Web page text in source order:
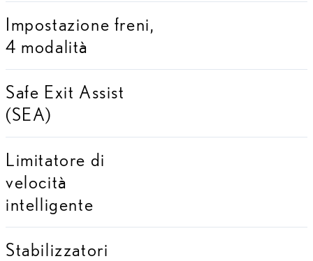
Impostazione freni,
4 modalità
Safe Exit Assist
(SEA)
Limitatore di
velocità
intelligente
Stabilizzatori